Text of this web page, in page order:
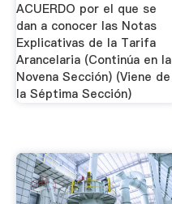
ACUERDO por el que se
dan a conocer las Notas
Explicativas de la Tarifa
Arancelaria (Continúa en la
Novena Sección) (Viene de
la Séptima Sección)